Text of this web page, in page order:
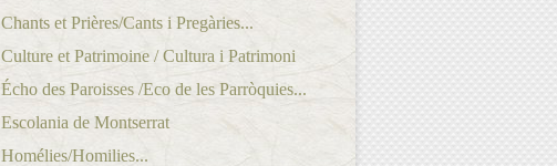
Chants et Prières/Cants i Pregàries...
Culture et Patrimoine / Cultura i Patrimoni
Écho des Paroisses /Eco de les Parròquies...
Escolania de Montserrat
Homélies/Homilies...